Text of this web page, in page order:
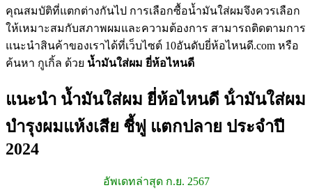
คุณสมบัติที่แตกต่างกันไป การเลือกซื้อน้ำมันใส่ผมจึงควรเลือก
ให้เหมาะสมกับสภาพผมและความต้องการ สามารถติดตามการ
แนะนำสินค้าของเราได้ที่เว็บไซต์ 10อันดับยี่ห้อไหนดี.com หรือ
ค้นหา กูเกิ้ล ด้วย น้ำมันใส่ผม ยี่ห้อไหนดี
แนะนำ น้ำมันใส่ผม ยี่ห้อไหนดี น้ํามันใส่ผม
บำรุงผมแห้งเสีย ชี้ฟู แตกปลาย ประจำปี
2024
อัพเดทล่าสุด ก.ย. 2567